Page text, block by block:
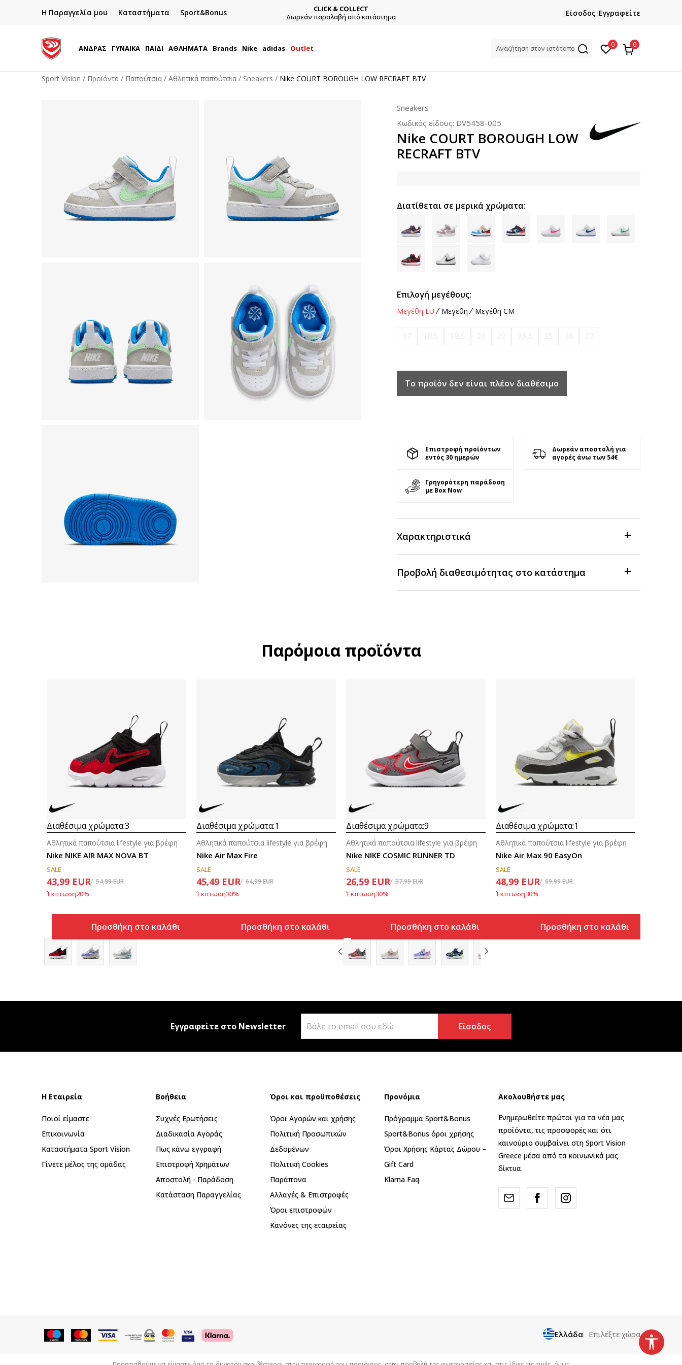
Η Παραγγελία μου Καταστήματα Sport&Bonus
ΓΡΗΓΟΡΟΤΕΡΗ ΠΑΡΑΔΟΣΗ ΜΕ BOX NOW
Παραλαβή 24/7
CLICK & COLLECT
Δωρεάν παραλαβή από κατάστημα
Και κερδίστε -10% με την πρώτη σας αγορά!
Είσοδος Εγγραφείτε
ΑΝΔΡΑΣ ΓΥΝΑΙΚΑ ΠΑΙΔΙ ΑΘΛΗΜΑΤΑ Brands Nike adidas Outlet Αναζήτηση στον ιστότοπο 0 0
Sport Vision Προϊόντα Παπούτσια Αθλητικά παπούτσια Sneakers Nike COURT BOROUGH LOW RECRAFT BTV
Sneakers
Κωδικός είδους: DV5458-005
Nike COURT BOROUGH LOW
RECRAFT BTV
Διατίθεται σε μερικά χρώματα:
Επιλογή μεγέθους:
Μεγέθη EU Μεγέθη Μεγέθη CM
Το προϊόν δεν είναι πλέον διαθέσιμο
Επιστροφή προϊόντων
εντός 30 ημερών
Δωρεάν αποστολή για
αγορές άνω των 54€
Γρηγορότερη παράδοση
με Box Now
Χαρακτηριστικά
Προβολή διαθεσιμότητας στο κατάστημα
Παρόμοια προϊόντα
Διαθέσιμα χρώματα:3
Nike NIKE AIR MAX NOVA BT
Αθλητικά παπούτσια lifestyle για βρέφη
SALE
43,99 EUR 54,99EUR
Έκπτωση20%
Προσθήκη στο καλάθι
Διαθέσιμα χρώματα:1
Nike Air Max Fire
Αθλητικά παπούτσια lifestyle για βρέφη
SALE
45,49 EUR 64,99EUR
Έκπτωση30%
Προσθήκη στο καλάθι
Διαθέσιμα χρώματα:9
Nike NIKE COSMIC RUNNER TD
Αθλητικά παπούτσια lifestyle για βρέφη
SALE
26,59 EUR 37,99EUR
Έκπτωση30%
Προσθήκη στο καλάθι
Διαθέσιμα χρώματα:1
Nike Air Max 90 EasyOn
Αθλητικά παπούτσια lifestyle για βρέφη
SALE
48,99 EUR 69,99EUR
Έκπτωση30%
Προσθήκη στο καλάθι
Εγγραφείτε στο Newsletter Είσοδος
Η Εταιρεία
Ποιοί είμαστε
Επικοινωνία
Καταστήματα Sport Vision
Γίνετε μέλος της ομάδας
Βοήθεια
Συχνές Ερωτήσεις
Διαδικασία Αγοράς
Πως κάνω εγγραφή
Επιστροφή Xρημάτων
Αποστολή - Παράδοση
Κατάσταση Παραγγελίας
Όροι και προϋποθέσεις
Όροι Αγορών και χρήσης
Πολιτική Προσωπικών
Δεδομένων
Πολιτική Cookies
Παράπονα
Αλλαγές & Επιστροφές
Όροι επιστροφών
Κανόνες της εταιρείας
Προνόμια
Πρόγραμμα Sport&Bonus
Sport&Bonus όροι χρήσης
Όροι Χρήσης Κάρτας Δώρου –
Gift Card
Klarna Faq
Ακολουθήστε μας
Ενημερωθείτε πρώτοι για τα νέα μας
προϊόντα, τις προσφορές και ότι
καινούριο συμβαίνει στη Sport Vision
Greece μέσα από τα κοινωνικά μας
δίκτυα.
Ελλάδα Επιλέξτε χώρα